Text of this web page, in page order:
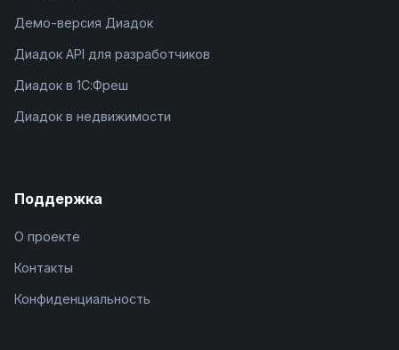
Демо-версия Диадок
Диадок API для разработчиков
Диадок в 1С:Фреш
Диадок в недвижимости
Поддержка
О проекте
Контакты
Конфиденциальность